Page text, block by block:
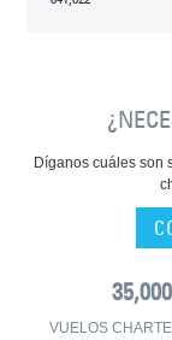
Díganos cuáles son
VUELOS